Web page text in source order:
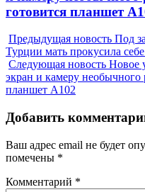
готовится планшет
Предыдущая новость Под
Турции мать прокусила
Следующая новость Новое
экран и камеру необычного
планшет A102
Добавить
Ваш адрес email не будет
помечены *
Комментарий *